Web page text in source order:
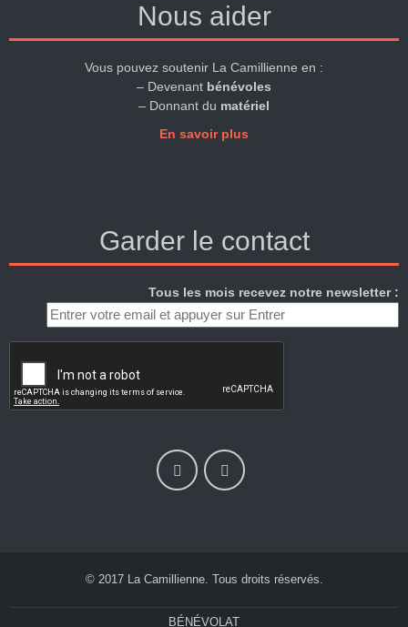
Nous aider
Vous pouvez soutenir La Camillienne en :
– Devenant bénévoles
– Donnant du matériel
En savoir plus
Garder le contact
Tous les mois recevez notre newsletter :
© 2017 La Camillienne. Tous droits réservés.
BÉNÉVOLAT